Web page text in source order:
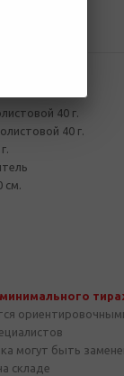
40 г.
40 г.
см.
могут быть
складе